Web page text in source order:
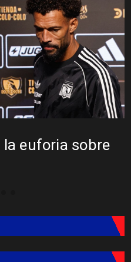
la euforia sobre